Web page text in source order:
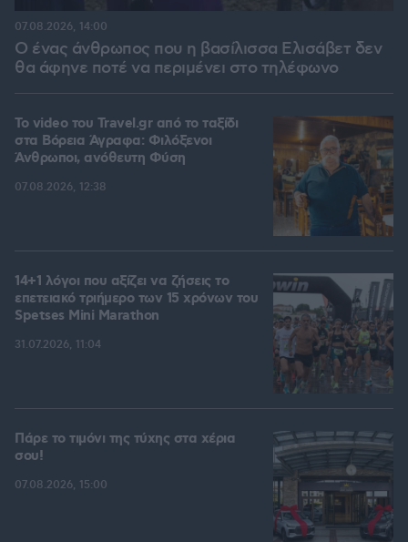
Ο ένας άνθρωπος που η βασίλισσα Ελισάβετ δεν
θα άφηνε ποτέ να περιμένει στο τηλέφωνο
07.08.2026, 14:00
To video του Travel.gr από το ταξίδι
στα Βόρεια Άγραφα: Φιλόξενοι
Άνθρωποι, ανόθευτη Φύση
07.08.2026, 12:38
14+1 λόγοι που αξίζει να ζήσεις το
επετειακό τριήμερο των 15 χρόνων του
Spetses Mini Marathon
31.07.2026, 11:04
Πάρε το τιμόνι της τύχης στα χέρια
σου!
07.08.2026, 15:00